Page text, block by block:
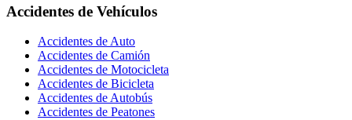
Accidentes de Vehículos
Accidentes de Auto
Accidentes de Camión
Accidentes de Motocicleta
Accidentes de Bicicleta
Accidentes de Autobús
Accidentes de Peatones